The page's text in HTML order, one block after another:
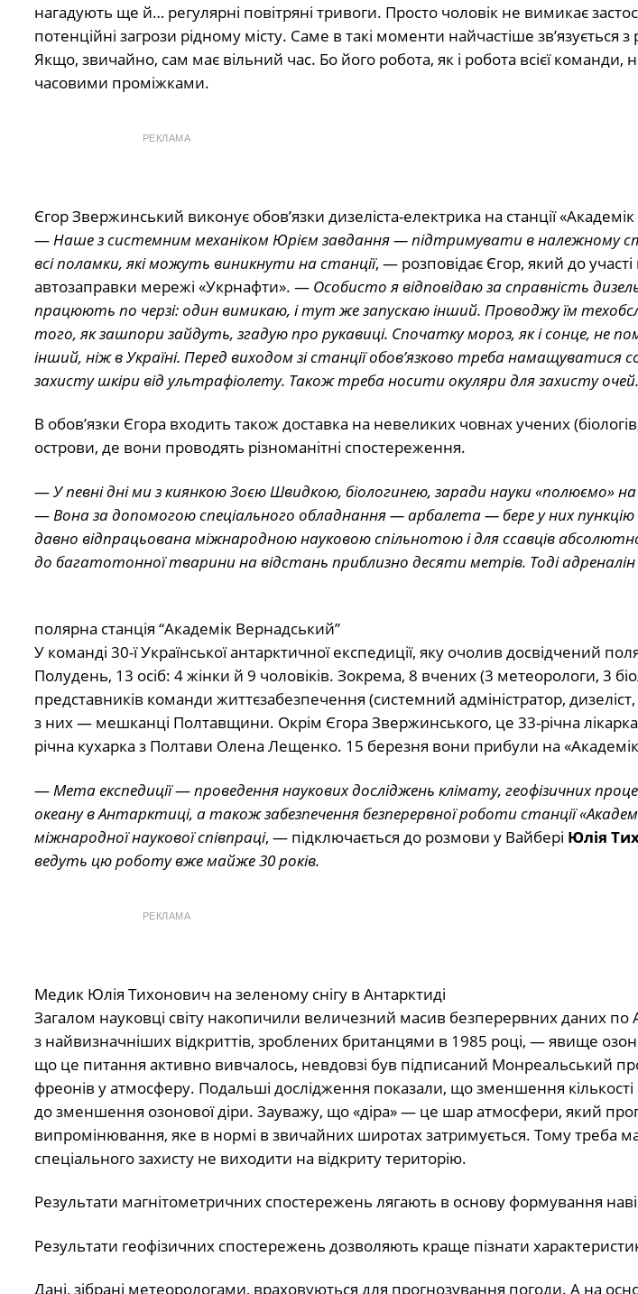
нагадують ще й… регулярні повітряні тривоги. Просто чоловік не вимикає
потенційні загрози рідному місту. Саме в такі моменти найчастіше зв’язується
Якщо, звичайно, сам має вільний час. Бо його робота, як і робота всієї
часовими проміжками.
РЕКЛАМА
Єгор Звержинський виконує обов’язки дизеліста-електрика на станції
— Наше з системним механіком Юрієм завдання — підтримувати в належному
всі поламки, які можуть виникнути на станції, — розповідає Єгор, який до
автозаправки мережі «Укрнафти». — Особисто я відповідаю за справність
працюють по черзі: один вимикаю, і тут же запускаю інший. Проводжу їм
того, як зашпори зайдуть, згадую про рукавиці. Спочатку мороз, як і сонце, не
інший, ніж в Україні. Перед виходом зі станції обов’язково треба намащуватися
захисту шкіри від ультрафіолету. Також треба носити окуляри для захисту очей.
В обов’язки Єгора входить також доставка на невеликих човнах учених
острови, де вони проводять різноманітні спостереження.
—У певні дні ми з киянкою Зоєю Швидкою, біологинею, заради науки «полюємо»
— Вона за допомогою спеціального обладнання — арбалета — бере у них пункцію
давно відпрацьована міжнародною науковою спільнотою і для ссавців
до багатотонної тварини на відстань приблизно десяти метрів. Тоді
полярна станція “Академік Вернадський”
У команді 30-ї Української антарктичної експедиції, яку очолив досвідчений
Полудень, 13 осіб: 4 жінки й 9 чоловіків. Зокрема, 8 вчених (3 метеорологи, 3
представників команди життєзабезпечення (системний адміністратор, дизеліст,
з них — мешканці Полтавщини. Окрім Єгора Звержинського, це 33-річна
річна кухарка з Полтави Олена Лещенко. 15 березня вони прибули на
— Мета експедиції—проведення наукових досліджень клімату, геофізичних
океану в Антарктиці, а також забезпечення безперервної роботи станції
міжнародної наукової співпраці, — підключається до розмови у Вайбері Юлія
ведуть цю роботу вже майже 30 років.
РЕКЛАМА
Медик Юлія Тихонович на зеленому снігу в Антарктиді
Загалом науковці світу накопичили величезний масив безперервних даних по
з найвизначніших відкриттів, зроблених британцями в 1985 році, — явище
що це питання активно вивчалось, невдовзі був підписаний Монреальський
фреонів у атмосферу. Подальші дослідження показали, що зменшення
до зменшення озонової діри. Зауважу, що «діра» — це шар атмосфери, який
випромінювання, яке в нормі в звичайних широтах затримується. Тому треба
спеціального захисту не виходити на відкриту територію.
Результати магнітометричних спостережень лягають в основу формування
Результати геофізичних спостережень дозволяють краще пізнати
Дані, зібрані метеорологами, враховуються для прогнозування погоди. А на